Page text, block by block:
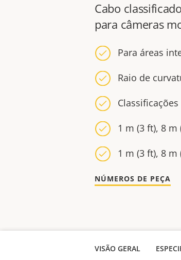
Cabo
para câmeras
Para áreas
Raio de
Classificações
1 m (3 ft), 8 m
1 m (3 ft), 8 m
NÚMEROS DE PEÇA
VISÃO GERAL